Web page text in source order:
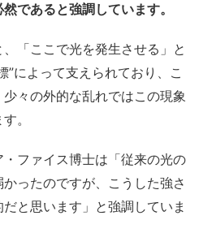
であると強調しています。
「ここで光を発生させる」と
”によって支えられており、こ
々の外的な乱れではこの現象
。
ファイス博士は「従来の光の
ったのですが、こうした強さ
と思います」と強調していま